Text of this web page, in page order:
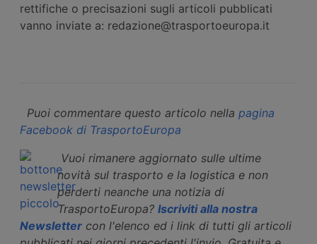
rettifiche o precisazioni sugli articoli pubblicati
vanno inviate a: redazione@trasportoeuropa.it
Puoi commentare questo articolo nella pagina
Facebook di TrasportoEuropa
Vuoi rimanere aggiornato sulle ultime
novità sul trasporto e la logistica e non
perderti neanche una notizia di
TrasportoEuropa? Iscriviti alla nostra
Newsletter con l'elenco ed i link di tutti gli articoli